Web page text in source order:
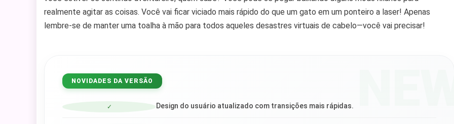
realmente agitar as coisas. Você vai ficar viciado mais rápido do que um gato em um ponteiro a laser! Apenas
lembre-se de manter uma toalha à mão para todos aqueles desastres virtuais de cabelo—você vai precisar!
NOVIDADES DA VERSÃO
✓ Design do usuário atualizado com transições mais rápidas.